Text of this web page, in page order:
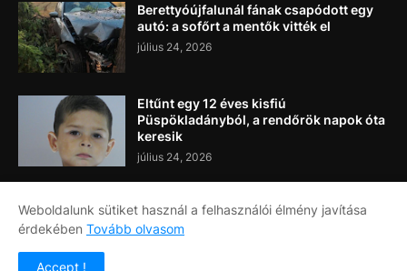
Berettyóújfalunál fának csapódott egy
autó: a sofőrt a mentők vitték el
július 24, 2026
Eltűnt egy 12 éves kisfiú
Püspökladányból, a rendőrök napok óta
keresik
július 24, 2026
Címlap Rólunk
Weboldalunk sütiket használ a felhasználói élmény javítása
érdekében Tovább olvasom
Accept !